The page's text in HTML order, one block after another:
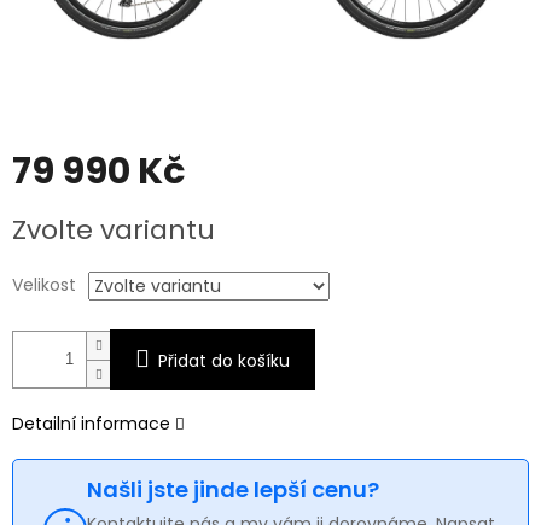
79 990 Kč
cena:
Zvolte variantu
Velikost
Přidat do košíku
Detailní informace
Našli jste jinde lepší cenu?